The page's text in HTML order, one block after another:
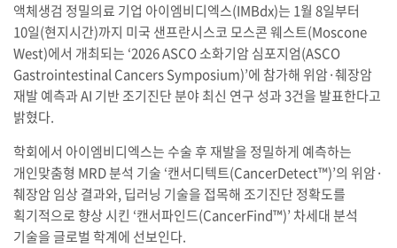
액체생검 정밀의료 기업 아이엠비디엑스(IMBdx)는 1월 8일부터
10일(현지시간)까지 미국 샌프란시스코 모스콘 웨스트(Moscone
West)에서 개최되는 ‘2026 ASCO 소화기암 심포지엄(ASCO
Gastrointestinal Cancers Symposium)’에 참가해 위암·췌장암
재발 예측과 AI 기반 조기진단 분야 최신 연구 성과 3건을 발표한다고
밝혔다.
학회에서 아이엠비디엑스는 수술 후 재발을 정밀하게 예측하는
개인맞춤형 MRD 분석 기술 ‘캔서디텍트(CancerDetect™)’의 위암·
췌장암 임상 결과와, 딥러닝 기술을 접목해 조기진단 정확도를
획기적으로 향상 시킨 ‘캔서파인드(CancerFind™)’ 차세대 분석
기술을 글로벌 학계에 선보인다.